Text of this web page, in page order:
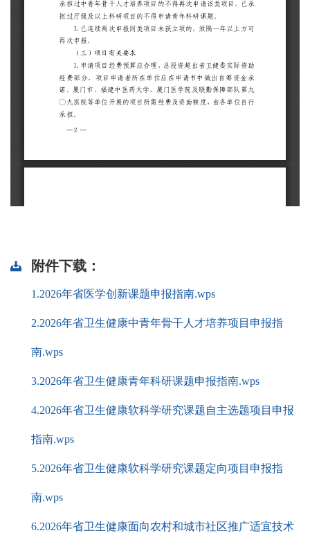
附件下载：
1.2026年省医学创新课题申报指南.wps
2.2026年省卫生健康中青年骨干人才培养项目申报指
南.wps
3.2026年省卫生健康青年科研课题申报指南.wps
4.2026年省卫生健康软科学研究课题自主选题项目申报
指南.wps
5.2026年省卫生健康软科学研究课题定向项目申报指
南.wps
6.2026年省卫生健康面向农村和城市社区推广适宜技术